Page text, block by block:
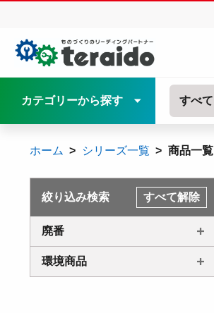
カテゴリーから探す すべて
ホーム シリーズ一覧 商品一覧
絞り込み検索 すべて解除
廃番
環境商品